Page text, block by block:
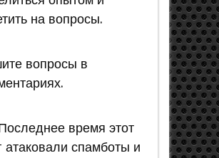
на вопросы.
вопросы в
Последнее время этот
атаковали спамботы и